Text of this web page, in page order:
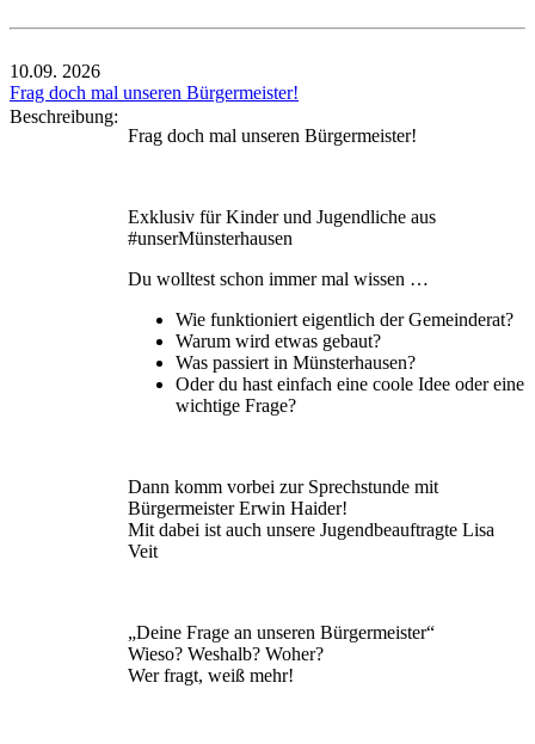
10.09. 2026
Frag doch mal unseren Bürgermeister!
Beschreibung:
Frag doch mal unseren Bürgermeister!
Exklusiv für Kinder und Jugendliche aus
#unserMünsterhausen
Du wolltest schon immer mal wissen …
Wie funktioniert eigentlich der Gemeinderat?
Warum wird etwas gebaut?
Was passiert in Münsterhausen?
Oder du hast einfach eine coole Idee oder eine
wichtige Frage?
Dann komm vorbei zur Sprechstunde mit
Bürgermeister Erwin Haider!
Mit dabei ist auch unsere Jugendbeauftragte Lisa
Veit
„Deine Frage an unseren Bürgermeister“
Wieso? Weshalb? Woher?
Wer fragt, weiß mehr!